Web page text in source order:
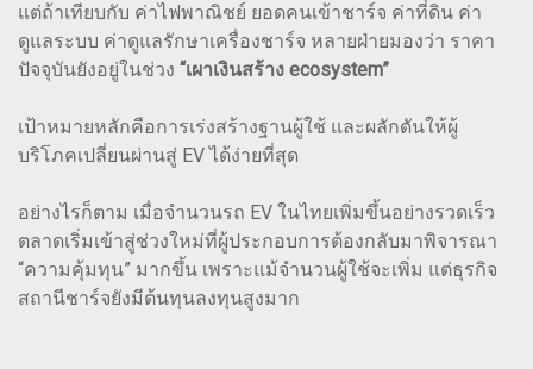
แต่ถ้าเทียบกับ ค่าไฟพาณิชย์ ยอดคนเข้าชาร์จ ค่าที่ดิน ค่า
ดูแลระบบ ค่าดูแลรักษาเครื่องชาร์จ หลายฝ่ายมองว่า ราคา
ปัจจุบันยังอยู่ในช่วง “เผาเงินสร้าง ecosystem”
เป้าหมายหลักคือการเร่งสร้างฐานผู้ใช้ และผลักดันให้ผู้
บริโภคเปลี่ยนผ่านสู่ EV ได้ง่ายที่สุด
อย่างไรก็ตาม เมื่อจำนวนรถ EV ในไทยเพิ่มขึ้นอย่างรวดเร็ว
ตลาดเริ่มเข้าสู่ช่วงใหม่ที่ผู้ประกอบการต้องกลับมาพิจารณา
“ความคุ้มทุน” มากขึ้น เพราะแม้จำนวนผู้ใช้จะเพิ่ม แต่ธุรกิจ
สถานีชาร์จยังมีต้นทุนลงทุนสูงมาก